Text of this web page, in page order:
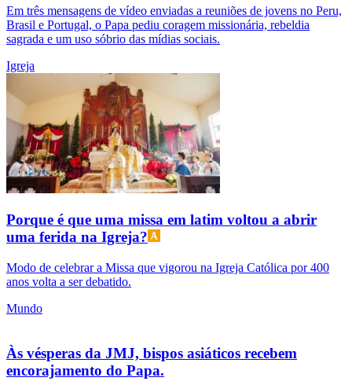
Em três mensagens de vídeo enviadas a reuniões de jovens no Peru,
Brasil e Portugal, o Papa pediu coragem missionária, rebeldia
sagrada e um uso sóbrio das mídias sociais.
Igreja
Porque é que uma missa em latim voltou a abrir
uma ferida na Igreja?
Modo de celebrar a Missa que vigorou na Igreja Católica por 400
anos volta a ser debatido.
Mundo
Às vésperas da JMJ, bispos asiáticos recebem
encorajamento do Papa.